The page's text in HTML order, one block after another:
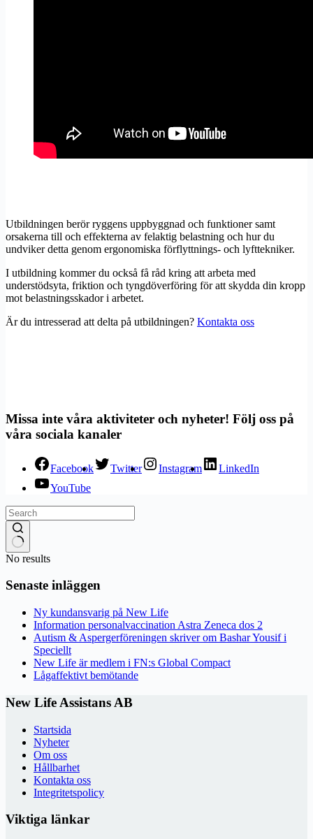
Utbildningen berör ryggens uppbyggnad och funktioner samt
orsakerna till och effekterna av felaktig belastning och hur du
undviker detta genom ergonomiska förflyttnings- och lyfttekniker.
I utbildning kommer du också få råd kring att arbeta med
understödsyta, friktion och tyngdöverföring för att skydda din kropp
mot belastningsskador i arbetet.
Är du intresserad att delta på utbildningen? Kontakta oss
Missa inte våra aktiviteter och nyheter! Följ oss på
våra sociala kanaler
Facebook Twitter Instagram
LinkedIn
YouTube
No results
Senaste inläggen
Ny kundansvarig på New Life
Information personalvaccination Astra Zeneca dos 2
Autism & Aspergerföreningen skriver om Bashar Yousif i
Speciellt
New Life är medlem i FN:s Global Compact
Lågaffektivt bemötande
New Life Assistans AB
Startsida
Nyheter
Om oss
Hållbarhet
Kontakta oss
Integritetspolicy
Viktiga länkar